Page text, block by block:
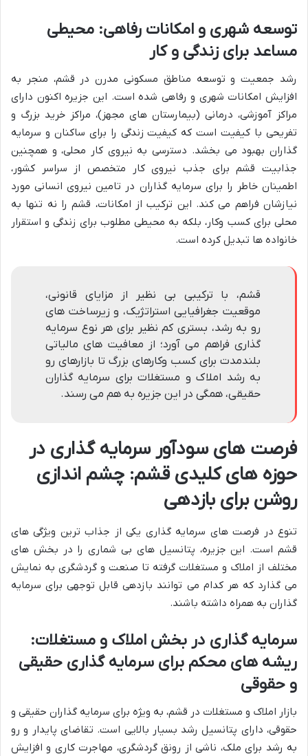
توسعه شهری و امکانات رفاهی: محیطی
مساعد برای زندگی و کار
رشد جمعیت و توسعه مناطق مسکونی مدرن در قشم، منجر به
افزایش امکانات شهری و رفاهی شده است. این جزیره اکنون دارای
مراکز آموزشی، درمانی (بیمارستان های مجهز)، مراکز خرید بزرگ و
تفریحی با کیفیت است که کیفیت زندگی را برای ساکنان و سرمایه
گذاران بهبود می بخشد. دسترسی به نیروی کار محلی، و همچنین
جذابیت قشم برای جذب نیروی کار متخصص از سراسر کشور،
اطمینان خاطر را برای سرمایه گذاران در تامین نیروی انسانی مورد
نیازشان فراهم می کند. این ترکیب از امکانات، قشم را نه تنها به
محلی برای کسب وکار، بلکه به محیطی مطلوب برای زندگی و استقرار
خانواده ها تبدیل کرده است.
قشم، با ترکیبی بی نظیر از مزایای قانونی،
موقعیت جغرافیایی استراتژیک، و زیرساخت های
رو به رشد، بستری کم نظیر برای هر نوع سرمایه
گذاری فراهم می آورد؛ از معافیت های مالیاتی
بلندمدت برای کسب وکارهای بزرگ تا بازارهای رو
به رشد املاک و مستغلات برای سرمایه گذاران
حقیقی، همگی در این جزیره به هم می رسند.
فرصت های سودآور سرمایه گذاری در
حوزه های کلیدی قشم: چشم اندازی
روشن برای بازدهی
تنوع در فرصت های سرمایه گذاری یکی از جذاب ترین ویژگی های
قشم است. این جزیره، پتانسیل های بی شماری را در بخش های
مختلف از املاک و مستغلات گرفته تا صنعت و گردشگری به نمایش
می گذارد که هر کدام می توانند بازدهی قابل توجهی برای سرمایه
گذاران به همراه داشته باشند.
سرمایه گذاری در بخش املاک و مستغلات:
ریشه های محکم برای سرمایه گذاری حقیقی
و حقوقی
بازار املاک و مستغلات در قشم، به ویژه برای سرمایه گذاران حقیقی و
حقوقی، دارای پتانسیل رشد بسیار بالایی است. تقاضای پایدار و رو
به رشد برای ملک، ناشی از رونق گردشگری، مهاجرت کاری و افزایش